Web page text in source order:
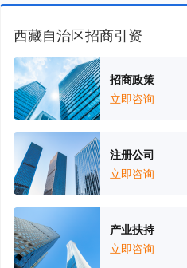
西藏自治区招商引资
招商政策
立即咨询
注册公司
立即咨询
产业扶持
立即咨询